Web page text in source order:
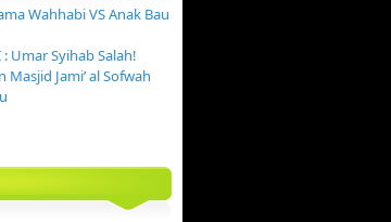
Wahhabi VS Anak Bau
Umar Syihab Salah!
Masjid Jami’ al Sofwah